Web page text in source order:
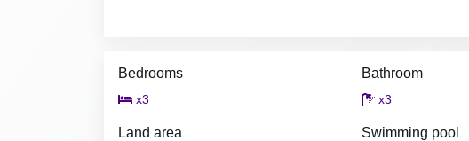
Bedrooms
x3
Bathroom
x3
Land area Swimming pool